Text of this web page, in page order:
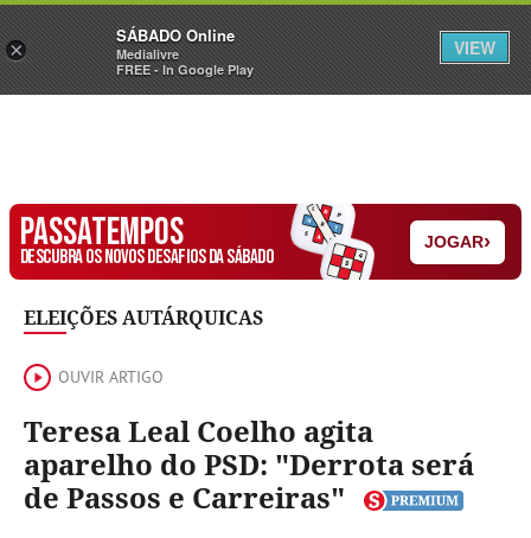
Sábado Assine Iniciar Sessão
PASSATEMPOS
DESCUBRA OS NOVOS DESAFIOS DA SÁBADO
JOGAR›
ELEIÇÕES AUTÁRQUICAS
OUVIR ARTIGO
Teresa Leal Coelho agita
aparelho do PSD: "Derrota será
de Passos e Carreiras"
×
SÁBADO Online
Medialivre
FREE - In Google Play
VIEW